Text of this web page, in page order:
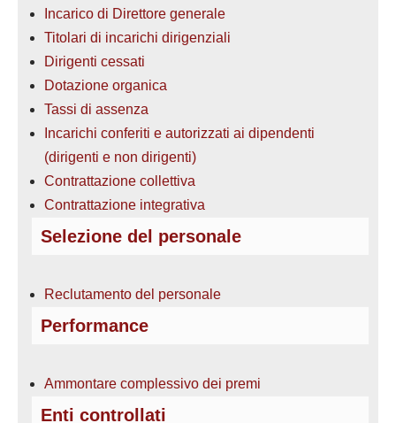
Incarico di Direttore generale
Titolari di incarichi dirigenziali
Dirigenti cessati
Dotazione organica
Tassi di assenza
Incarichi conferiti e autorizzati ai dipendenti
(dirigenti e non dirigenti)
Contrattazione collettiva
Contrattazione integrativa
Selezione del personale
Reclutamento del personale
Performance
Ammontare complessivo dei premi
Enti controllati